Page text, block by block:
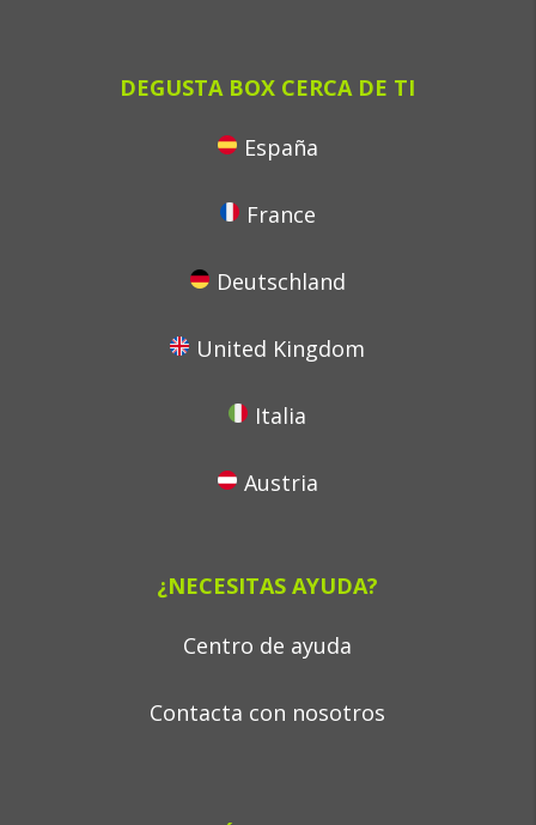
DEGUSTA BOX CERCA DE TI
España
France
Deutschland
United Kingdom
Italia
Austria
¿NECESITAS AYUDA?
Centro de ayuda
Contacta con nosotros